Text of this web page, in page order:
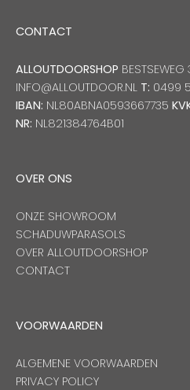
CONTACT
ALLOUTDOORSHOP
INFO@ALLOUTDOOR.NL T: 0499
IBAN: NL80ABNA0593667735
NR: NL821384764B01
OVER ONS
ONZE SHOWROOM
SCHADUWPARASOLS
OVER ALLOUTDOORSHOP
CONTACT
VOORWAARDEN
ALGEMENE VOORWAARDEN
PRIVACY POLICY